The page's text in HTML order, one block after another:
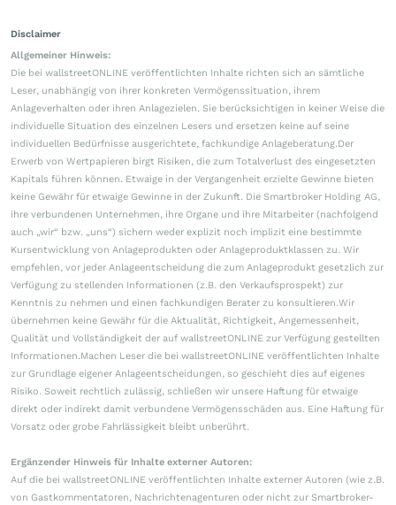
Disclaimer
Allgemeiner Hinweis:
Die bei wallstreetONLINE veröffentlichten Inhalte richten sich an sämtliche
Leser, unabhängig von ihrer konkreten Vermögenssituation, ihrem
Anlageverhalten oder ihren Anlagezielen. Sie berücksichtigen in keiner Weise die
individuelle Situation des einzelnen Lesers und ersetzen keine auf seine
individuellen Bedürfnisse ausgerichtete, fachkundige Anlageberatung.Der
Erwerb von Wertpapieren birgt Risiken, die zum Totalverlust des eingesetzten
Kapitals führen können. Etwaige in der Vergangenheit erzielte Gewinne bieten
keine Gewähr für etwaige Gewinne in der Zukunft. Die Smartbroker Holding AG,
ihre verbundenen Unternehmen, ihre Organe und ihre Mitarbeiter (nachfolgend
auch „wir“ bzw. „uns“) sichern weder explizit noch implizit eine bestimmte
Kursentwicklung von Anlageprodukten oder Anlageproduktklassen zu. Wir
empfehlen, vor jeder Anlageentscheidung die zum Anlageprodukt gesetzlich zur
Verfügung zu stellenden Informationen (z.B. den Verkaufsprospekt) zur
Kenntnis zu nehmen und einen fachkundigen Berater zu konsultieren.Wir
übernehmen keine Gewähr für die Aktualität, Richtigkeit, Angemessenheit,
Qualität und Vollständigkeit der auf wallstreetONLINE zur Verfügung gestellten
Informationen.Machen Leser die bei wallstreetONLINE veröffentlichten Inhalte
zur Grundlage eigener Anlageentscheidungen, so geschieht dies auf eigenes
Risiko. Soweit rechtlich zulässig, schließen wir unsere Haftung für etwaige
direkt oder indirekt damit verbundene Vermögensschäden aus. Eine Haftung für
Vorsatz oder grobe Fahrlässigkeit bleibt unberührt.
Ergänzender Hinweis für Inhalte externer Autoren:
Auf die bei wallstreetONLINE veröffentlichten Inhalte externer Autoren (wie z.B.
von Gastkommentatoren, Nachrichtenagenturen oder nicht zur Smartbroker-